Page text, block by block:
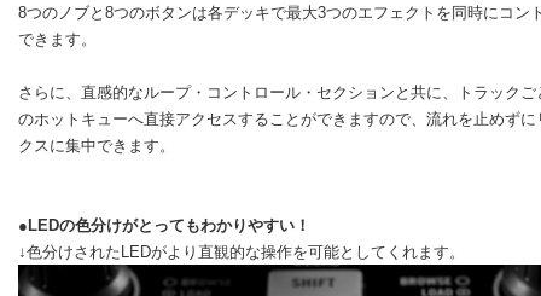
8つのノブと8つのボタンは各デッキで最大3つのエフェクトを同時にコン
できます。
さらに、直感的なループ・コントロール・セクションと共に、トラックご
のホットキューへ直接アクセスすることができますので、流れを止めずに
クスに集中できます。
●LEDの色分けがとってもわかりやすい！
↓色分けされたLEDがより直観的な操作を可能としてくれます。